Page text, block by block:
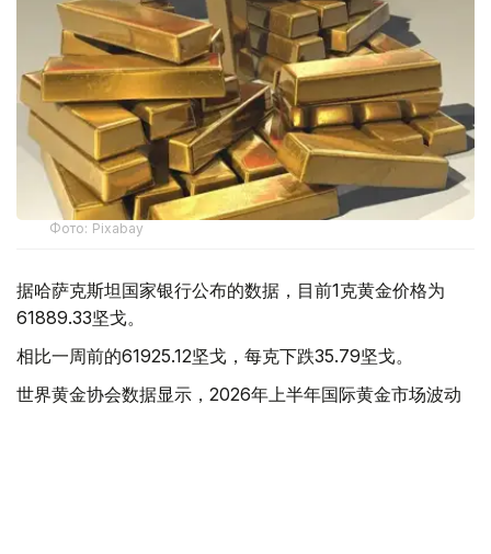
Фото: Pixabay
据哈萨克斯坦国家银行公布的数据，目前1克黄金价格为
61889.33坚戈。
相比一周前的61925.12坚戈，每克下跌35.79坚戈。
世界黄金协会数据显示，2026年上半年国际黄金市场波动